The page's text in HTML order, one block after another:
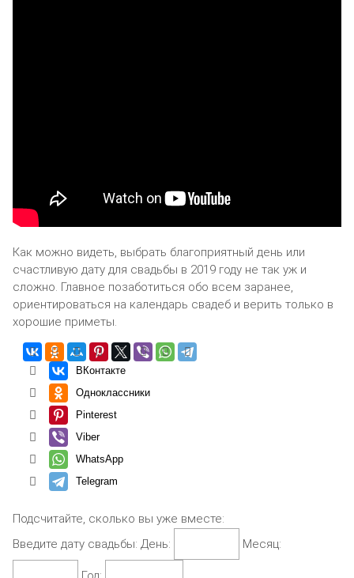
Как можно видеть, выбрать благоприятный день или
счастливую дату для свадьбы в 2019 году не так уж и
сложно. Главное позаботиться обо всем заранее,
ориентироваться на календарь свадеб и верить только в
хорошие приметы.
ВКонтакте
Одноклассники
Pinterest
Viber
WhatsApp
Telegram
Подсчитайте, сколько вы уже вместе:
Введите дату свадьбы: День: Месяц: